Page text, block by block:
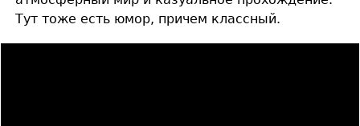
Тут тоже есть юмор, причем классный.